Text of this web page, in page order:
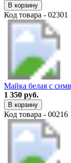
В корзину
Код товара - 02301
Майка белая с
1 350 руб.
В корзину
Код товара - 00216